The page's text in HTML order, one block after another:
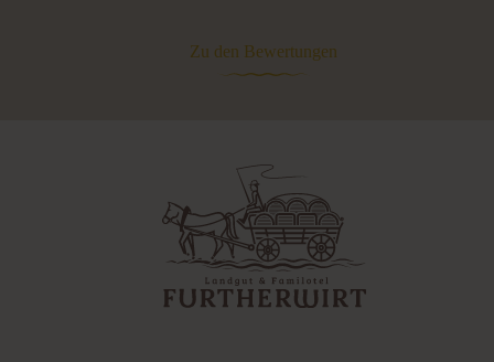
Zu den Bewertungen